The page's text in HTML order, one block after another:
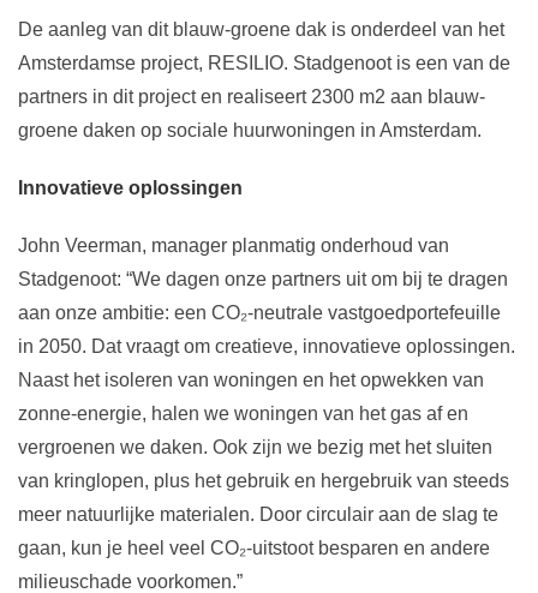
De aanleg van dit blauw-groene dak is onderdeel van het
Amsterdamse project, RESILIO. Stadgenoot is een van de
partners in dit project en realiseert 2300 m2 aan blauw-
groene daken op sociale huurwoningen in Amsterdam.
Innovatieve oplossingen
John Veerman, manager planmatig onderhoud van
Stadgenoot: “We dagen onze partners uit om bij te dragen
aan onze ambitie: een CO₂-neutrale vastgoedportefeuille
in 2050. Dat vraagt om creatieve, innovatieve oplossingen.
Naast het isoleren van woningen en het opwekken van
zonne-energie, halen we woningen van het gas af en
vergroenen we daken. Ook zijn we bezig met het sluiten
van kringlopen, plus het gebruik en hergebruik van steeds
meer natuurlijke materialen. Door circulair aan de slag te
gaan, kun je heel veel CO₂-uitstoot besparen en andere
milieuschade voorkomen.”